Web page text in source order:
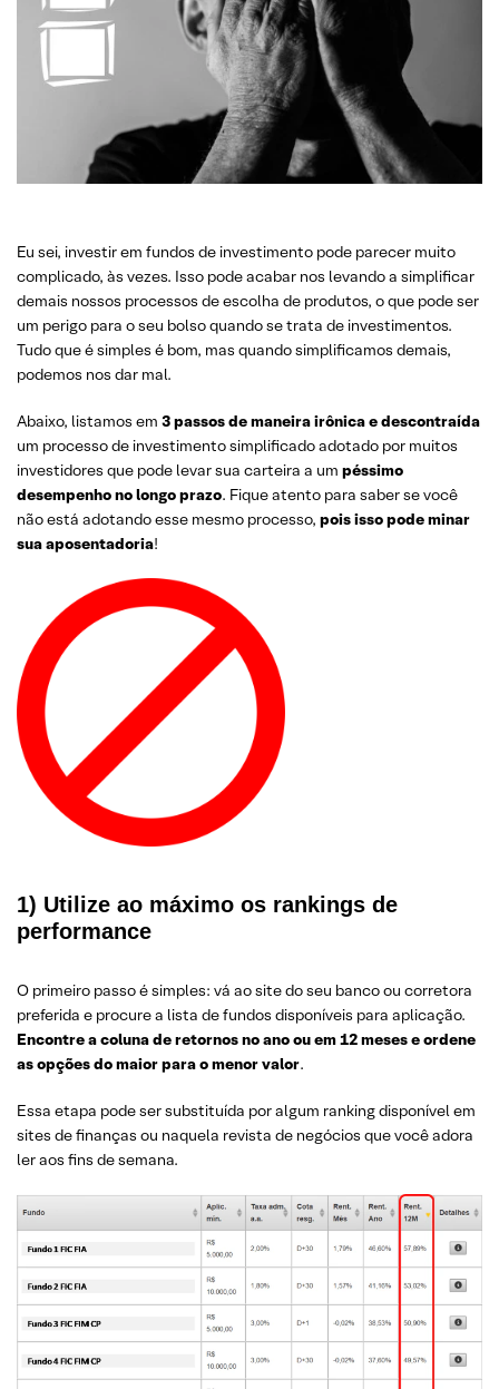
Eu sei, investir em fundos de investimento pode parecer muito
complicado, às vezes. Isso pode acabar nos levando a simplificar
demais nossos processos de escolha de produtos, o que pode ser
um perigo para o seu bolso quando se trata de investimentos.
Tudo que é simples é bom, mas quando simplificamos demais,
podemos nos dar mal.
Abaixo, listamos em 3 passos de maneira irônica e descontraída
um processo de investimento simplificado adotado por muitos
investidores que pode levar sua carteira a um péssimo
desempenho no longo prazo. Fique atento para saber se você
não está adotando esse mesmo processo, pois isso pode minar
sua aposentadoria!
1) Utilize ao máximo os rankings de
performance
O primeiro passo é simples: vá ao site do seu banco ou corretora
preferida e procure a lista de fundos disponíveis para aplicação.
Encontre a coluna de retornos no ano ou em 12 meses e ordene
as opções do maior para o menor valor.
Essa etapa pode ser substituída por algum ranking disponível em
sites de finanças ou naquela revista de negócios que você adora
ler aos fins de semana.